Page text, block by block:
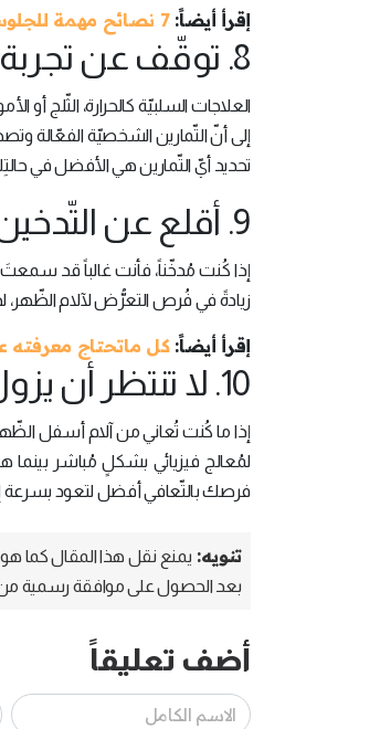
إقرأ أيضاً:7 نصائح مهمة للجلوس عند استخدام الكمبيوتر
8. توقّف عن تجربة العلاجات السلبيّة
العلاجات السلبيّة كالحرارة، الثّلج
إلى أنّ التّمارين الشخصيّة الفعّالة
تحديد أيّ التّمارين هي الأفضل في
9. أقلع عن التّدخين
إذا كُنت مُدخّناً، فأنت غالباً قد
زيادةً في فُرص التعرُّض لآلام الظّهر،
إقرأ أيضاً:كل ماتحتاج معرفته
10. لا تنتظر أن يزول الألم تلقائيّاً
إذا ما كُنت تُعاني من آلام أسفل
لمُعالج فيزيائي بشكلٍ مُباشر بينما
فرصك بالتّعافي أفضل لتعود بسرعة
تنويه: يمنع نقل هذا المقال كما هو
بعد الحصول على موافقة رسمية
أضف تعليقاً